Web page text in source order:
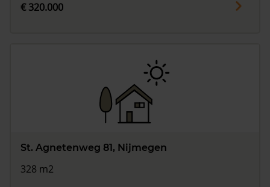
€ 320.000
St. Agnetenweg 81, Nijmegen
328 m2